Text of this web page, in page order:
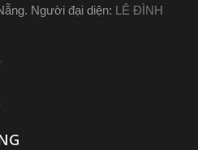
Người đại diện: LÊ ĐÌNH